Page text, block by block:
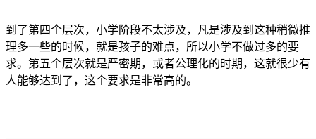
到了第四个层次，小学阶段不太涉及，凡是涉及到这种稍微推
理多一些的时候，就是孩子的难点，所以小学不做过多的要
求。第五个层次就是严密期，或者公理化的时期，这就很少有
人能够达到了，这个要求是非常高的。